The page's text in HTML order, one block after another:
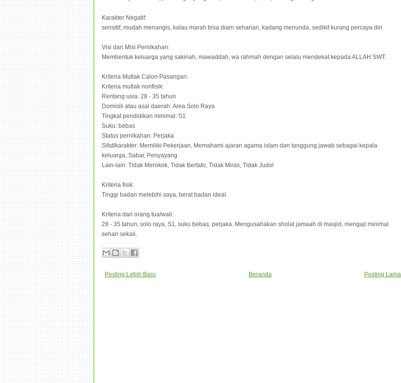
Karakter Negatif:
sensitif, mudah menangis, kalau marah bisa diam seharian, kadang menunda, sedikit kurang percaya diri
Visi dan Misi Pernikahan:
Membentuk keluarga yang sakinah, mawaddah, wa rahmah dengan selalu mendekat kepada ALLAH SWT.
Kriteria Mutlak Calon Pasangan:
Kriteria mutlak nonfisik:
Rentang usia: 28 - 35 tahun
Domisili atau asal daerah: Area Solo Raya
Tingkat pendidikan minimal: S1
Suku: bebas
Status pernikahan: Perjaka
Sifat/karakter: Memiliki Pekerjaan, Memahami ajaran agama islam dan tanggung jawab sebagai kepala
keluarga, Sabar, Penyayang.
Lain-lain: Tidak Merokok, Tidak Bertato, Tidak Miras, Tidak Judol
Kriteria fisik:
Tinggi badan melebihi saya, berat badan ideal.
Kriteria dari orang tua/wali:
28 - 35 tahun, solo raya, S1, suku bebas, perjaka. Mengusahakan sholat jamaah di masjid, mengaji minimal
sehari sekali.
Posting Lebih Baru Posting Lama
Beranda